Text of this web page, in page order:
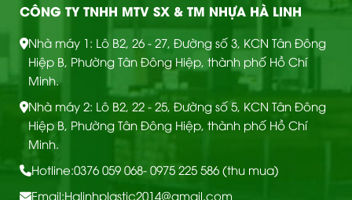
CÔNG TY TNHH MTV SX & TM NHỰA HÀ LINH
Nhà máy 1: Lô B2, 26 - 27, Đường số 3, KCN Tân Đông
Hiệp B, Phường Tân Đông Hiệp, thành phố Hồ Chí
Minh.
Nhà máy 2: Lô B2, 22 - 25, Đường số 5, KCN Tân Đông
Hiệp B, Phường Tân Đông Hiệp, thành phố Hồ Chí
Minh.
Hotline:0376 059 068- 0975 225 586 (thu mua)
Email:Halinhplastic2014@gmail.com